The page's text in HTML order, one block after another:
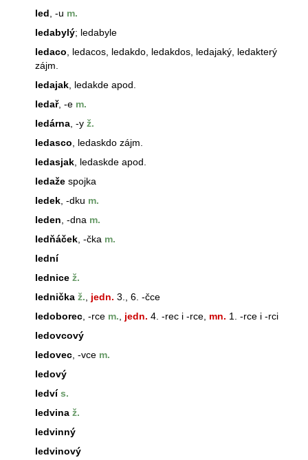
led , -u m.
ledabylý; ledabyle
ledaco
ledacos, ledakdo, ledakdos, ledajaký, ledakterý
zájm.
ledajak , ledakde apod.
ledař, -e m.
ledárna , -y ž.
ledasco , ledaskdo zájm.
ledasjak , ledaskde apod.
ledaže spojka
ledek , -dku m.
leden , -dna m.
ledňáček , -čka m.
lední
lednice ž.
lednička ž. jedn. 3., 6. -čce
ledoborec , -rce m. jedn. 4. -rec i -rce, mn. 1. -rce i -rci
ledovcový
ledovec , -vce m.
ledový
ledvís.
ledvina ž.
ledvinný
ledvinový